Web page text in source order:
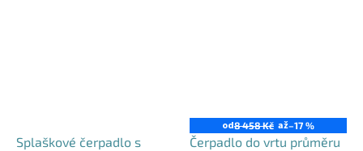
Splaškové čerpadlo s
od8 458 Kč až–17 %
Čerpadlo do vrtu průměru